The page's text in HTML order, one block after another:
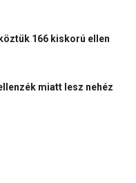
166 kiskorú ellen
miatt lesz nehéz